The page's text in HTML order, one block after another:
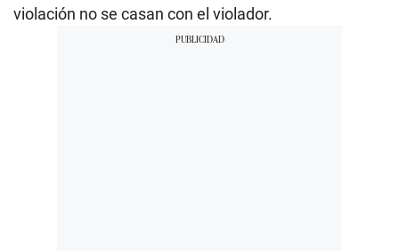
violación no se casan con el violador.